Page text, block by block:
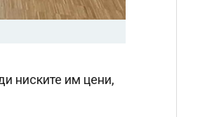
ниските им цени,